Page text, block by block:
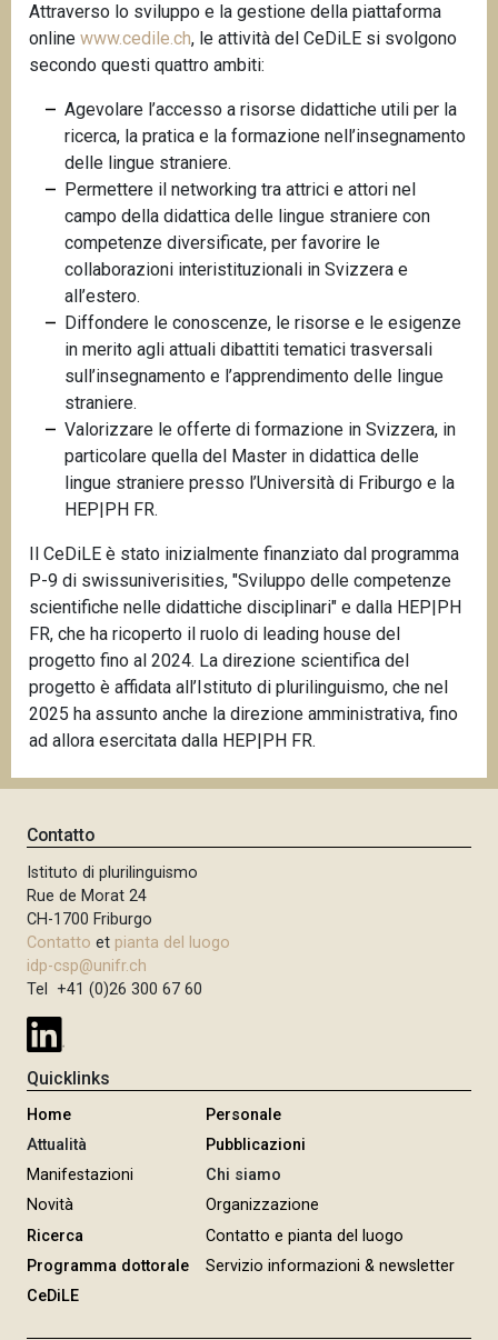
Attraverso lo sviluppo e la gestione della piattaforma
online www.cedile.ch, le attività del CeDiLE si svolgono
secondo questi quattro ambiti:
Agevolare l’accesso a risorse didattiche utili per la
ricerca, la pratica e la formazione nell’insegnamento
delle lingue straniere.
Permettere il networking tra attrici e attori nel
campo della didattica delle lingue straniere con
competenze diversificate, per favorire le
collaborazioni interistituzionali in Svizzera e
all’estero.
Diffondere le conoscenze, le risorse e le esigenze
in merito agli attuali dibattiti tematici trasversali
sull’insegnamento e l’apprendimento delle lingue
straniere.
Valorizzare le offerte di formazione in Svizzera, in
particolare quella del Master in didattica delle
lingue straniere presso l’Università di Friburgo e la
HEP|PH FR.
Il CeDiLE è stato inizialmente finanziato dal programma
P-9 di swissuniverisities, "Sviluppo delle competenze
scientifiche nelle didattiche disciplinari" e dalla HEP|PH
FR, che ha ricoperto il ruolo di leading house del
progetto fino al 2024. La direzione scientifica del
progetto è affidata all’Istituto di plurilinguismo, che nel
2025 ha assunto anche la direzione amministrativa, fino
ad allora esercitata dalla HEP|PH FR.
Contatto
Istituto di plurilinguismo
Rue de Morat 24
CH-1700 Friburgo
Contatto et pianta del luogo
idp-csp@unifr.ch
Tel +41 (0)26 300 67 60
Quicklinks
Home
Attualità
Manifestazioni
Novità
Ricerca
Programma dottorale
CeDiLE
Personale
Pubblicazioni
Chi siamo
Organizzazione
Contatto e pianta del luogo
Servizio informazioni & newsletter